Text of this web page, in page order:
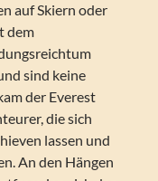
auf Skiern oder
dem
sind keine
der Everest
die sich
lassen und
An den Hängen